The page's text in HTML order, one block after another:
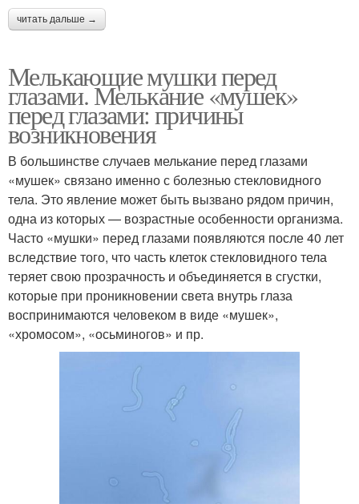
читать дальше →
Мелькающие мушки перед
глазами. Мелькание «мушек»
перед глазами: причины
возникновения
В большинстве случаев мелькание перед глазами
«мушек» связано именно с болезнью стекловидного
тела. Это явление может быть вызвано рядом причин,
одна из которых — возрастные особенности организма.
Часто «мушки» перед глазами появляются после 40 лет
вследствие того, что часть клеток стекловидного тела
теряет свою прозрачность и объединяется в сгустки,
которые при проникновении света внутрь глаза
воспринимаются человеком в виде «мушек»,
«хромосом», «осьминогов» и пр.